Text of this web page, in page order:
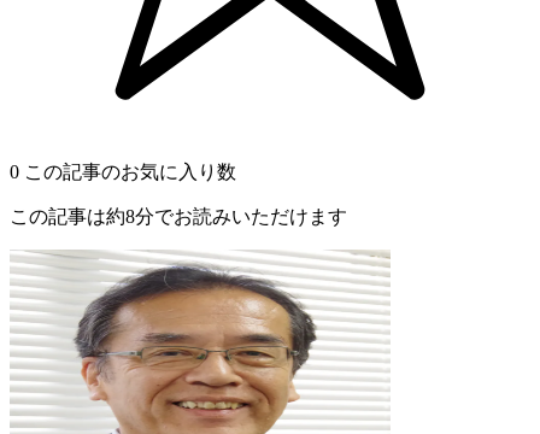
0 この記事のお気に入り数
この記事は約8分でお読みいただけます